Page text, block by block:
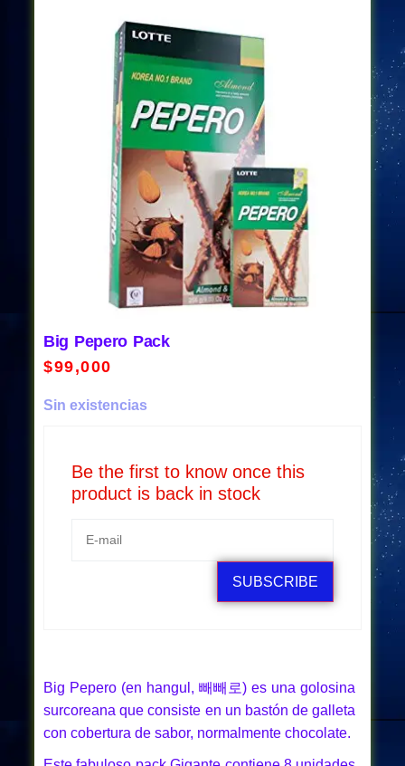
Big Pepero Pack
$99,000
Sin existencias
Be the first to know once this
product is back in stock
SUBSCRIBE
Big Pepero (en hangul, 빼빼로) es una golosina
surcoreana que consiste en un bastón de galleta
con cobertura de sabor, normalmente chocolate.